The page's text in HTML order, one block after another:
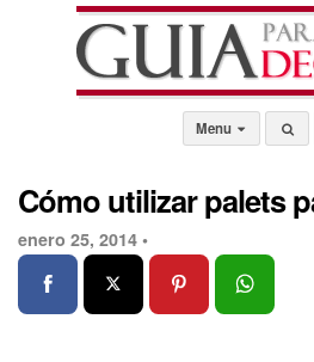
Menu
Cómo utilizar palets
enero 25, 2014 •